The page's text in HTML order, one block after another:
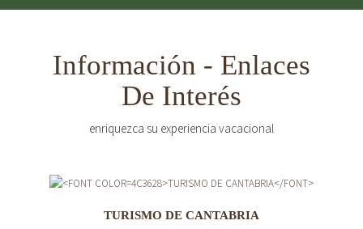
Información - Enlaces
De Interés
enriquezca su experiencia vacacional
TURISMO DE CANTABRIA